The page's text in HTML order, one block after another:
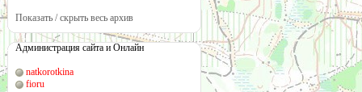
Показать / скрыть весь архив
Администрация сайта и Онлайн
natkorotkina
fioru